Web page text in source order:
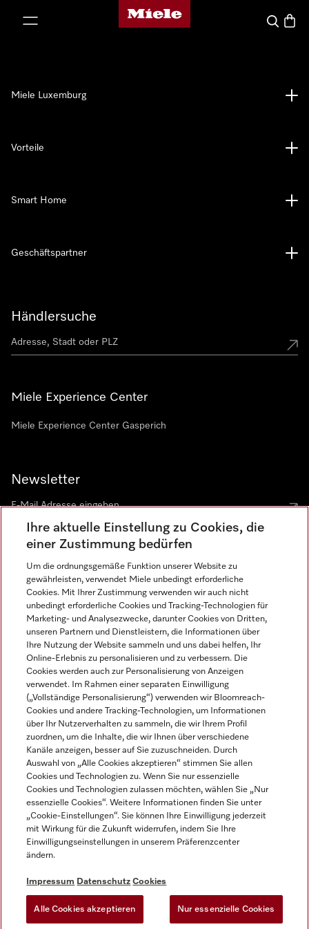
Miele-Homepage
Suche
Händlersuche
Miele Experience Center
Miele Experience Center Gasperich
Newsletter
Sprache
DEUTSCH
Miele Luxemburg
Vorteile
Smart Home
Geschäftspartner
Impressum
AGB
Datenschutz
Nutzungsbedingungen
Gesetzen über digitale Dienste
Cookie-Einstellungen
Miele auf Instagram
Miele auf Youtube
Ihre aktuelle Einstellung zu Cookies, die
einer Zustimmung bedürfen
Um die ordnungsgemäße Funktion unserer Website zu
gewährleisten, verwendet Miele unbedingt erforderliche
Cookies. Mit Ihrer Zustimmung verwenden wir auch nicht
unbedingt erforderliche Cookies und Tracking-Technologien für
Marketing- und Analysezwecke, darunter Cookies von Dritten,
unseren Partnern und Dienstleistern, die Informationen über
Ihre Nutzung der Website sammeln und uns dabei helfen, Ihr
Online-Erlebnis zu personalisieren und zu verbessern. Die
Cookies werden auch zur Personalisierung von Anzeigen
verwendet. Im Rahmen einer separaten Einwilligung
(„Vollständige Personalisierung“) verwenden wir Bloomreach-
Cookies und andere Tracking-Technologien, um Informationen
über Ihr Nutzerverhalten zu sammeln, die wir Ihrem Profil
zuordnen, um die Inhalte, die wir Ihnen über verschiedene
Kanäle anzeigen, besser auf Sie zuzuschneiden. Durch
Auswahl von „Alle Cookies akzeptieren“ stimmen Sie allen
Cookies und Technologien zu. Wenn Sie nur essenzielle
Cookies und Technologien zulassen möchten, wählen Sie „Nur
essenzielle Cookies“. Weitere Informationen finden Sie unter
„Cookie-Einstellungen“. Sie können Ihre Einwilligung jederzeit
mit Wirkung für die Zukunft widerrufen, indem Sie Ihre
Einwilligungseinstellungen in unserem Präferenzcenter
ändern.
Impressum Datenschutz Cookies
Alle Cookies akzeptieren Nur essenzielle Cookies